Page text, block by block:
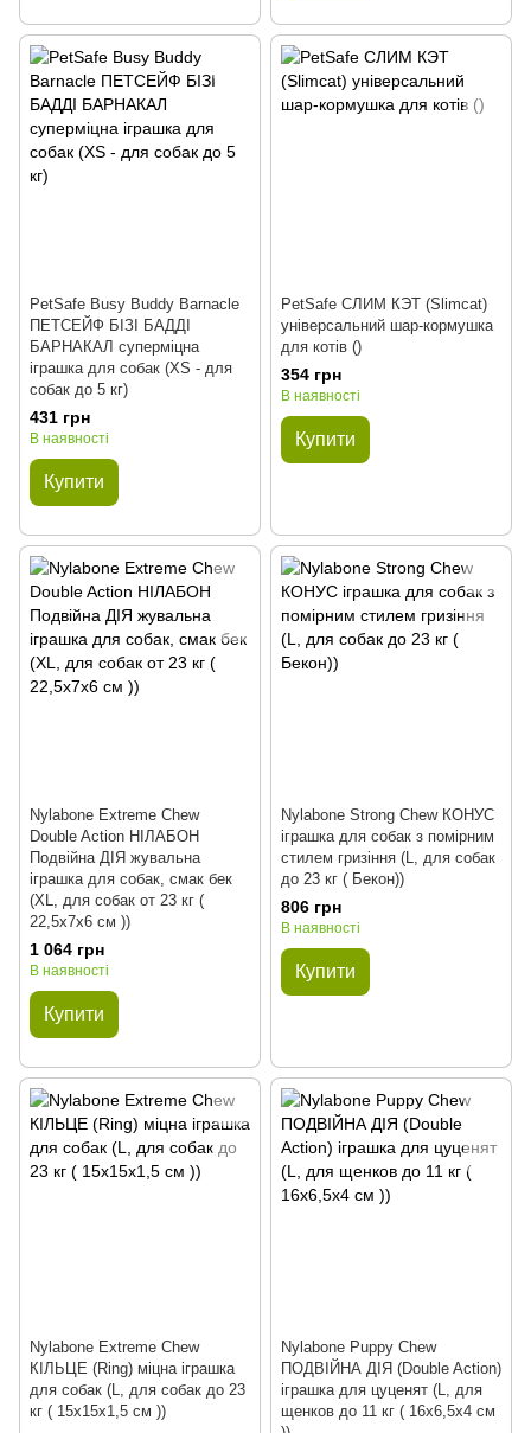
PetSafe Busy Buddy Barnacle
ПЕТСЕЙФ БІЗІ БАДДІ
БАРНАКАЛ суперміцна
іграшка для собак (XS - для
собак до 5 кг)
431 грн
В наявності
Купити
PetSafe СЛИМ КЭТ (Slimcat)
універсальний шар-кормушка
для котів ()
354 грн
В наявності
Купити
Nylabone Extreme Chew
Double Action НІЛАБОН
Подвійна ДІЯ жувальна
іграшка для собак, смак бек
(XL, для собак от 23 кг (
22,5x7x6 см ))
1 064 грн
В наявності
Купити
Nylabone Strong Chew КОНУС
іграшка для собак з помірним
стилем гризіння (L, для собак
до 23 кг ( Бекон))
806 грн
В наявності
Купити
Nylabone Extreme Chew
КІЛЬЦЕ (Ring) міцна іграшка
для собак (L, для собак до 23
кг ( 15x15x1,5 см ))
Nylabone Puppy Chew
ПОДВІЙНА ДІЯ (Double Action)
іграшка для цуценят (L, для
щенков до 11 кг ( 16x6,5x4 см